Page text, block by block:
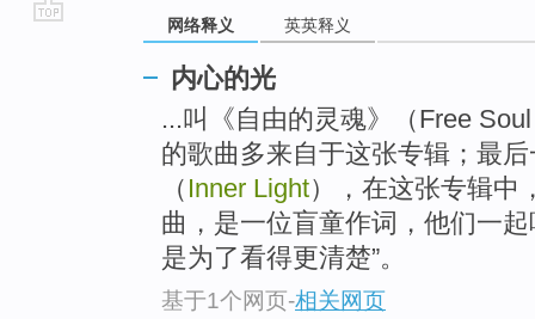
网络释义 英英释义
内心的光
...叫《自由的灵魂》（Free
的歌曲多来自于这张专辑；最
（ Inner Light），在这张专辑中
曲，是一位盲童作词，他们一
是为了看得更清楚”。
基于1个网页-相关网页